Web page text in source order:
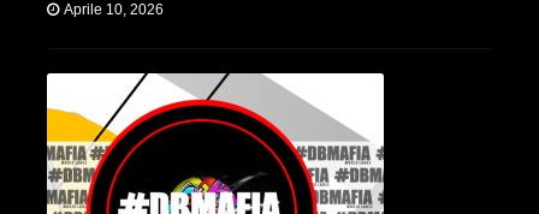
Aprile 10, 2026